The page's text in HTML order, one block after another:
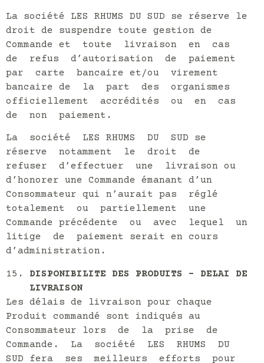
La société LES RHUMS DU SUD se réserve le
droit de suspendre toute gestion de
Commande et toute livraison en cas
de refus d’autorisation de paiement
par carte bancaire et/ou virement
bancaire de la part des organismes
officiellement accrédités ou en cas
de non paiement.
La société LES RHUMS DU SUD se
réserve notamment le droit de
refuser d’effectuer une livraison ou
d’honorer une Commande émanant d’un
Consommateur qui n’aurait pas réglé
totalement ou partiellement une
Commande précédente ou avec lequel un
litige de paiement serait en cours
d’administration.
DISPONIBILITE DES PRODUITS – DELAI DE
LIVRAISON
Les délais de livraison pour chaque
Produit commandé sont indiqués au
Consommateur lors de la prise de
Commande. La société LES RHUMS DU
SUD fera ses meilleurs efforts pour